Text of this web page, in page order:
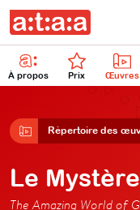
À propos Prix Œuvres
Répertoire des
Le
The Amazing World of